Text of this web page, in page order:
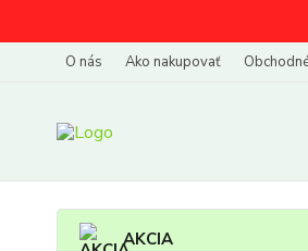
O nás Ako nakupovať
AKCIA